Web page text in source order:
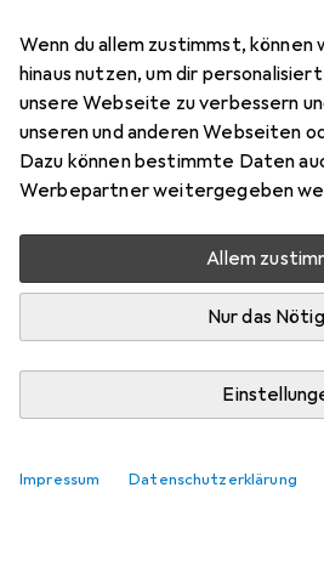
Wenn du allem zustimmst,
hinaus nutzen, um dir
unsere Webseite zu verbessern
unseren und anderen Webseiten
Dazu können bestimmte Daten
Werbepartner weitergegeben
Allem
Nur das
Impressum Datenschutzerklärung
Zubehör für
Flasche zaubern
Hier findest du passendes
in die Flasche zaubern aus den
Schreibtisch Accessoire.
Relevanz